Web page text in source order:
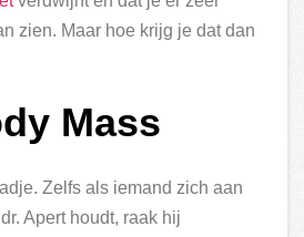
zien. Maar hoe krijg je dat dan
Mass
Zelfs als iemand zich aan
Apert houdt, raak hij